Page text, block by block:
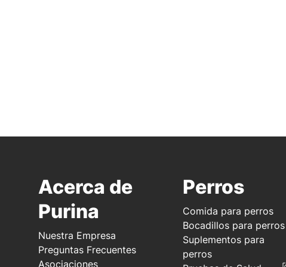
Acerca de
Purina
Nuestra Empresa
Preguntas Frecuentes
Asociaciones
Perros
Comida para perros
Bocadillos para perros
Suplementos para
perros